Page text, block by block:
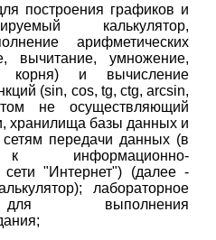
построения графиков и
калькулятор,
арифметических
вычитание, умножение,
корня) и вычисление
(sin, cos, tg, ctg, arcsin,
не осуществляющий
хранилища базы данных и
передачи данных (в
сети "Интернет") (далее -
лабораторное
для выполнения